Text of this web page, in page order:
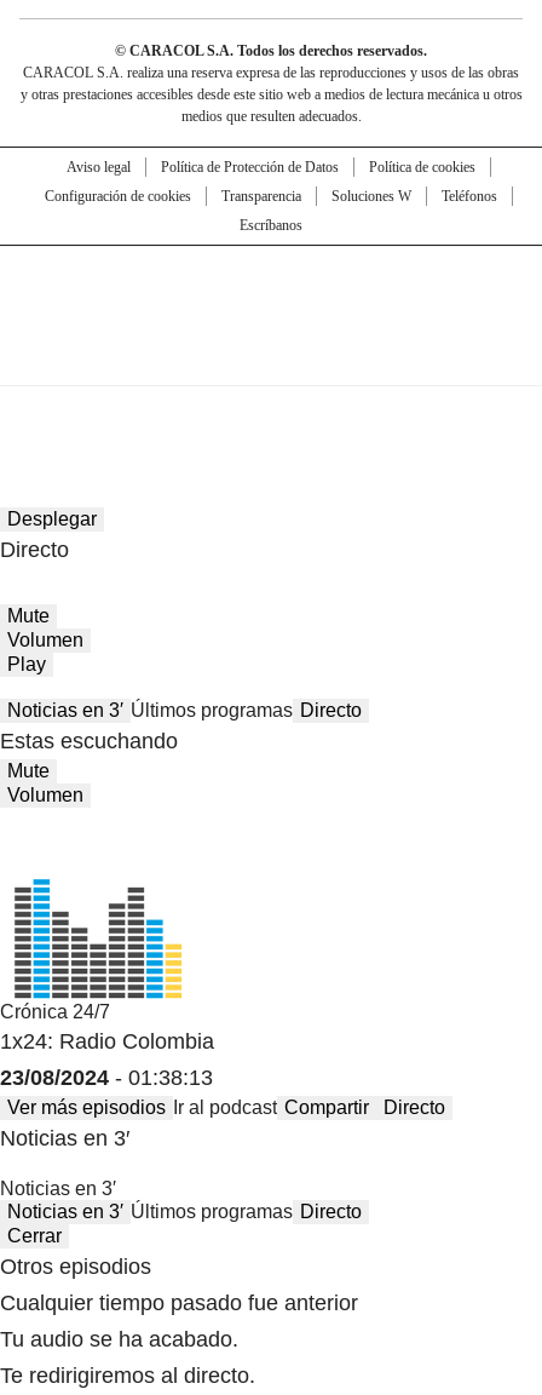
© CARACOL S.A. Todos los derechos reservados.
CARACOL S.A. realiza una reserva expresa de las reproducciones y usos de las obras
y otras prestaciones accesibles desde este sitio web a medios de lectura mecánica u otros
medios que resulten adecuados.
Aviso legal Política de Protección de Datos
Política de cookies
Configuración de cookies
Transparencia Soluciones W
Teléfonos
Escríbanos
Desplegar
Directo
Mute
Volumen
Play
Noticias en 3′ Últimos programas Directo
Estas escuchando
Mute
Volumen
Crónica 24/7
1x24: Radio Colombia
23/08/2024 - 01:38:13
Ver más episodios Ir al podcast Compartir Directo
Noticias en 3′
Noticias en 3′
Noticias en 3′ Últimos programas Directo
Cerrar
Otros episodios
Cualquier tiempo pasado fue anterior
Tu audio se ha acabado.
Te redirigiremos al directo.